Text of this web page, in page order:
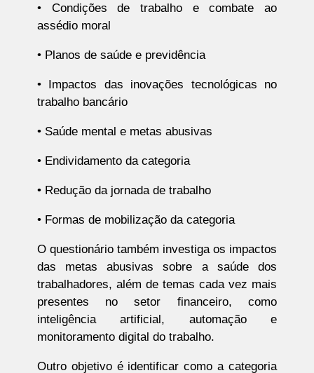
• Condições de trabalho e combate ao
assédio moral
• Planos de saúde e previdência
• Impactos das inovações tecnológicas no
trabalho bancário
• Saúde mental e metas abusivas
• Endividamento da categoria
• Redução da jornada de trabalho
• Formas de mobilização da categoria
O questionário também investiga os impactos
das metas abusivas sobre a saúde dos
trabalhadores, além de temas cada vez mais
presentes no setor financeiro, como
inteligência artificial, automação e
monitoramento digital do trabalho.
Outro objetivo é identificar como a categoria